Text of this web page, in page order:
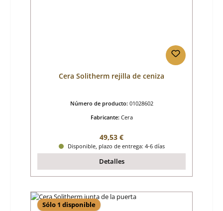
Cera Solitherm rejilla de ceniza
Número de producto: 01028602
Fabricante: Cera
Precio normal:
49,53 €
Disponible, plazo de entrega: 4-6 días
Detalles
Sólo 1 disponible